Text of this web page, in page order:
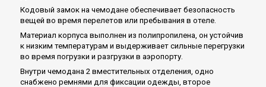
Кодовый замок на чемодане обеспечивает безопасность
вещей во время перелетов или пребывания в отеле.
Материал корпуса выполнен из полипропилена, он устойчив
к низким температурам и выдерживает сильные перегрузки
во время погрузки и разгрузки в аэропорту.
Внутри чемодана 2 вместительных отделения, одно
снабжено ремнями для фиксации одежды, второе